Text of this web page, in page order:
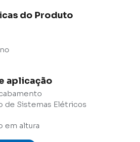
do Produto
aplicação
de Sistemas Elétricos
em altura